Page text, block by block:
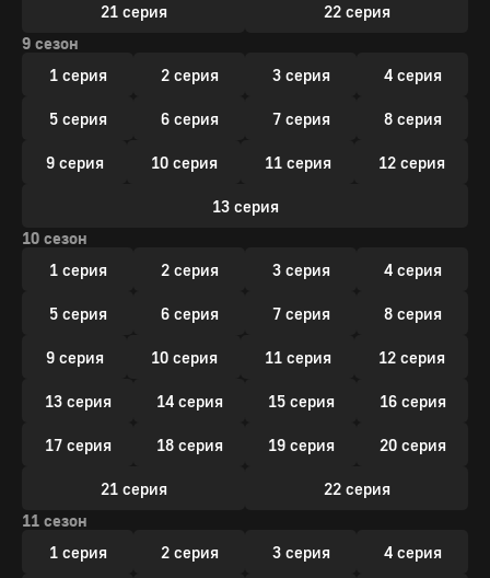
21 серия
22 серия
9 сезон
1 серия
2 серия 3 серия 4 серия
5 серия 6 серия 7 серия 8 серия
9 серия 10 серия 11 серия 12 серия
13 серия
10 сезон
1 серия
2 серия 3 серия 4 серия
5 серия 6 серия 7 серия 8 серия
9 серия 10 серия 11 серия 12 серия
13 серия 14 серия 15 серия 16 серия
17 серия 18 серия 19 серия 20 серия
21 серия
22 серия
11 сезон
1 серия
2 серия 3 серия 4 серия